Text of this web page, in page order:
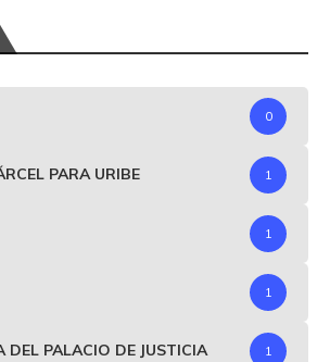
0
PARA URIBE 1
1
1
DEL PALACIO DE JUSTICIA 1